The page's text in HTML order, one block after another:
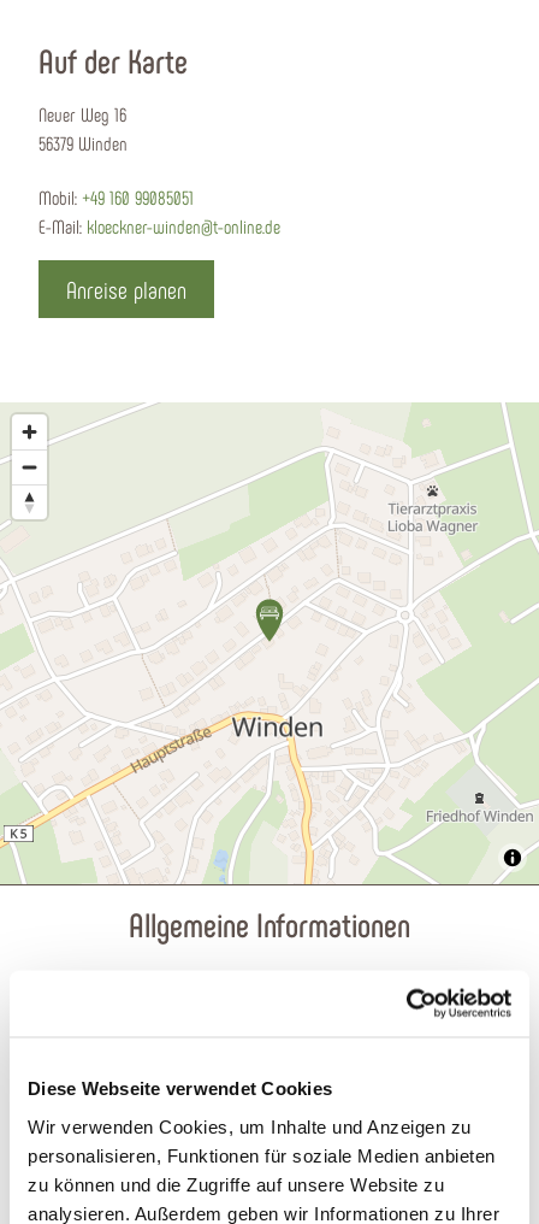
Diese Webseite verwendet Cookies
Wir verwenden Cookies, um Inhalte und Anzeigen zu
personalisieren, Funktionen für soziale Medien anbieten
zu können und die Zugriffe auf unsere Website zu
analysieren. Außerdem geben wir Informationen zu Ihrer
Auf der Karte
Neuer Weg 16
56379 Winden
Mobil: +49 160 99085051
E-Mail: kloeckner-winden@t-online.de
Anreise planen
Allgemeine Informationen
Ausstattung Zimmer/Appartement
Einrichtungen Betrieb